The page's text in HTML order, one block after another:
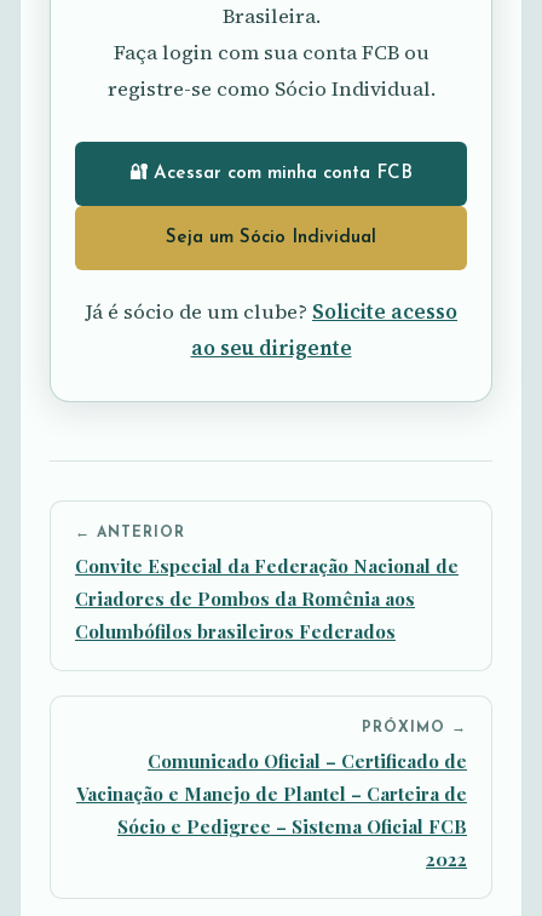
Brasileira.
Faça login com sua conta FCB ou
registre-se como Sócio Individual.
🔐 Acessar com minha conta FCB
Seja um Sócio Individual
Já é sócio de um clube? Solicite acesso
ao seu dirigente
← ANTERIOR
Convite Especial da Federação Nacional de
Criadores de Pombos da Romênia aos
Columbófilos brasileiros Federados
PRÓXIMO →
Comunicado Oficial – Certificado de
Vacinação e Manejo de Plantel – Carteira de
Sócio e Pedigree – Sistema Oficial FCB
2022